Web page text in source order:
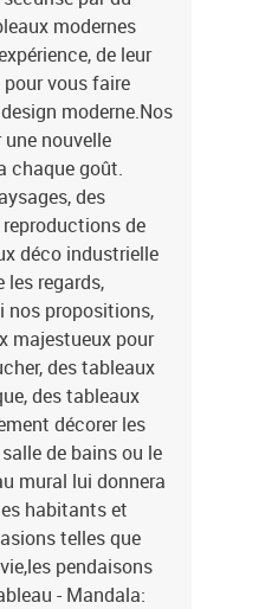
modernes
de leur
vous faire
moderne.Nos
nouvelle
chaque goût.
des
de
déco industrielle
regards,
nos propositions,
majestueux pour
des tableaux
des tableaux
décorer les
de bains ou le
mural lui donnera
habitants et
telles que
pendaisons
- Mandala: